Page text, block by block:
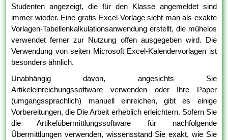
Studenten angezeigt, die für den Klasse angemeldet sind
immer wieder. Eine gratis Excel-Vorlage sieht man als exakte
Vorlagen-Tabellenkalkulationsanwendung erstellt, die mühelos
verwendet ferner zur Nutzung offen ausgegeben wird. Die
Verwendung von seiten Microsoft Excel-Kalendervorlagen ist
besonders ähnlich.
Unabhängig davon, angesichts Sie
Artikeleinreichungssoftware verwenden oder Ihre Paper
(umgangssprachlich) manuell einreichen, gibt es einige
Vorbereitungen, die Die Arbeit erheblich erleichtern. Sofern Sie
die Artikelübermittlungssoftware für nachfolgende
Übermittlungen verwenden, wissensstand Sie exakt, wie Sie